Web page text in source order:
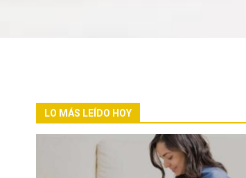
LO MÁS LEÍDO HOY